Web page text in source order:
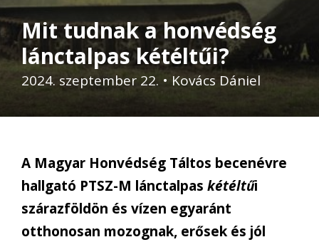
Mit tudnak a honvédség
lánctalpas kétéltűi?
2024. szeptember 22. • Kovács Dániel
A Magyar Honvédség Táltos becenévre
hallgató PTSZ-M lánctalpas kétéltűi
szárazföldön és vízen egyaránt
otthonosan mozognak, erősek és jól